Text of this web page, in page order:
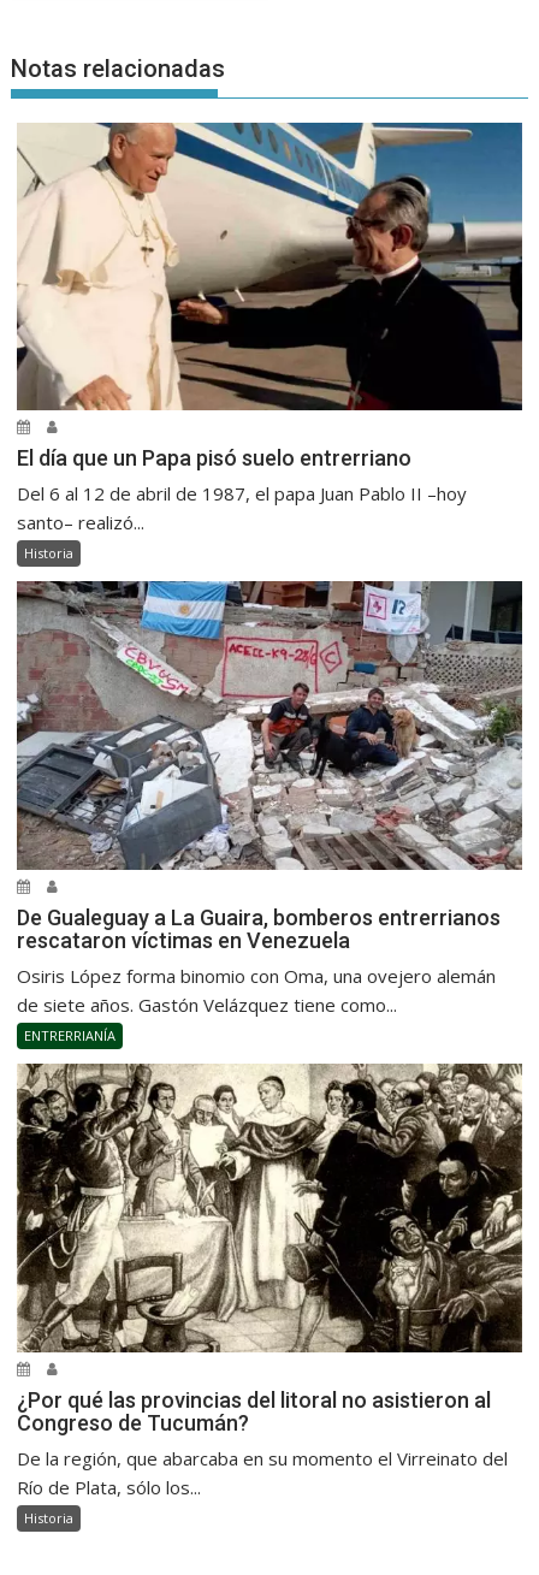
Notas relacionadas
El día que un Papa pisó suelo entrerriano
Del 6 al 12 de abril de 1987, el papa Juan Pablo II –hoy
santo– realizó...
Historia
De Gualeguay a La Guaira, bomberos entrerrianos
rescataron víctimas en Venezuela
Osiris López forma binomio con Oma, una ovejero alemán
de siete años. Gastón Velázquez tiene como...
ENTRERRIANÍA
¿Por qué las provincias del litoral no asistieron al
Congreso de Tucumán?
De la región, que abarcaba en su momento el Virreinato del
Río de Plata, sólo los...
Historia